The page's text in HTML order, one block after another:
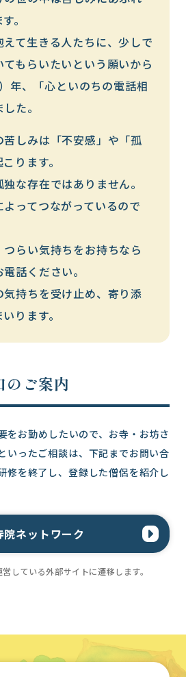
。
て生きる人たちに、少しで
もらいたいという願いから
年、「心といのちの電話相
た。
しみは「不安感」や「孤
ります。
な存在ではありません。
ってつながっているので
らい気持ちをお持ちなら
話ください。
持ちを受け止め、寄り添
ります。
のご案内
をお勤めしたいので、お寺・お坊さ
いったご相談は、下記までお問い合
修を終了し、登録した僧侶を紹介し
ネットワーク
している外部サイトに遷移します。